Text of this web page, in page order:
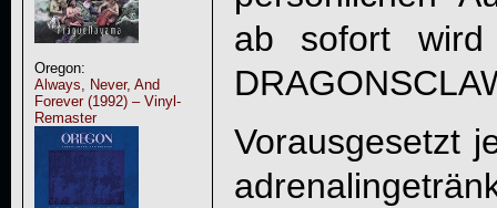
Oregon:
Always, Never, And
Forever (1992) – Vinyl-
Remaster
ab sofort
Vorausgesetzt